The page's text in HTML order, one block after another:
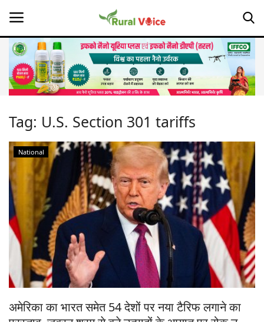
Home
About Us
Leadership Profiles
Opinion
Politics
Magazine
States
Events
Tag: U.S. Section 301 tariffs
National
अमेरिका का भारत समेत 54 देशों पर नया टैरिफ लगाने का